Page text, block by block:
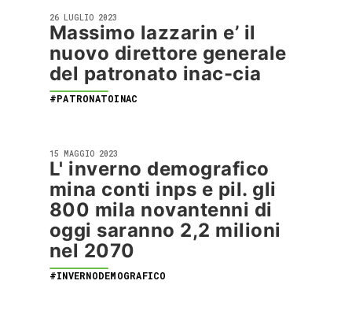
26 LUGLIO 2023
Massimo lazzarin e’ il
nuovo direttore generale
del patronato inac-cia
#PATRONATOINAC
15 MAGGIO 2023
L' inverno demografico
mina conti inps e pil. gli
800 mila novantenni di
oggi saranno 2,2 milioni
nel 2070
#INVERNODEMOGRAFICO